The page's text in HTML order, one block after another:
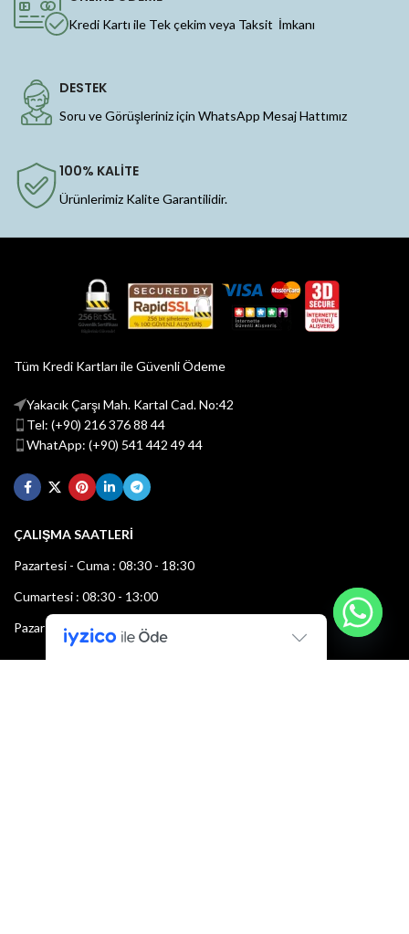
Kredi Kartı ile Tek çekim veya Taksit İmkanı
DESTEK
Soru ve Görüşleriniz için WhatsApp Mesaj Hattımız
100% KALİTE
Ürünlerimiz Kalite Garantilidir.
Tüm Kredi Kartları ile Güvenli Ödeme
Yakacık Çarşı Mah. Kartal Cad. No:42
Tel: (+90) 216 376 88 44
WhatApp: (+90) 541 442 49 44
ÇALIŞMA SAATLERİ
Pazartesi - Cuma : 08:30 - 18:30
Cumartesi : 08:30 - 13:00
Pazar: Kapalı